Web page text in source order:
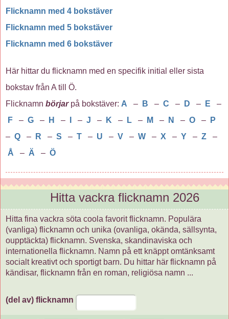
Flicknamn med 4 bokstäver
Flicknamn med 5 bokstäver
Flicknamn med 6 bokstäver
Här hittar du flicknamn med en specifik initial eller sista
bokstav från A till Ö.
Flicknamn börjarpå bokstäver: A – B – C – D – E
–
F
– G – H – – J – K – L – M – N – O –
P
– Q – R – S – T – U – V – W – X – Y – Z
–
Å
– Ä – Ö
Hitta vackra flicknamn 2026
Hitta fina vackra söta coola favorit flicknamn. Populära
(vanliga) flicknamn och unika (ovanliga, okända, sällsynta,
oupptäckta) flicknamn. Svenska, skandinaviska och
internationella flicknamn. Namn på ett knäppt omtänksamt
socialt kreativt och sportigt barn. Du hittar här flicknamn på
kändisar, flicknamn från en roman, religiösa namn ...
(del av) flicknamn